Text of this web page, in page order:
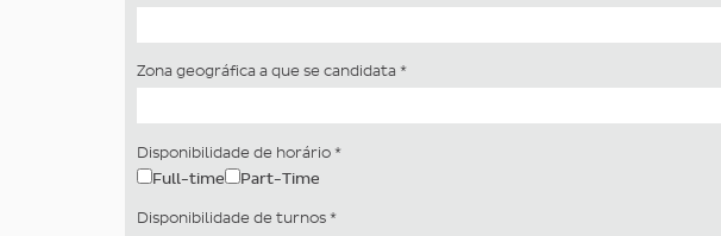
Zona geográfica a que se candidata *
Disponibilidade de horário *
Full-time
Part-Time
Disponibilidade de turnos *